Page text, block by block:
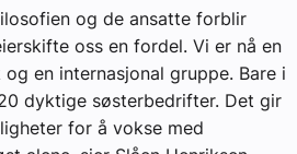
og de ansatte forblir
oss en fordel. Vi er nå en
en internasjonal gruppe. Bare i
dyktige søsterbedrifter. Det gir
for å vokse med